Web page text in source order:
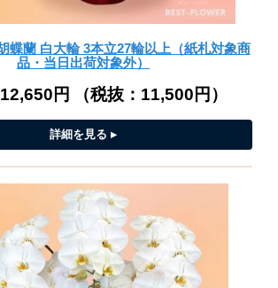
蝶蘭 白大輪 3本立27輪以上（紙札対象商
品・当日出荷対象外）
12,650円 （税抜： 11,500円 ）